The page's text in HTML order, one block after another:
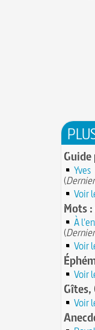
Yves
(
Voir
Mots
À
(
Voir
Voir
Gîtes,
Voir